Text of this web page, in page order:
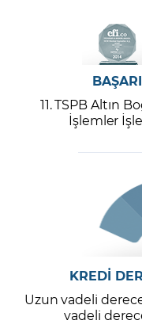
11. TSPB Altın
İşlemler
KREDİ
Uzun vadeli
vadeli